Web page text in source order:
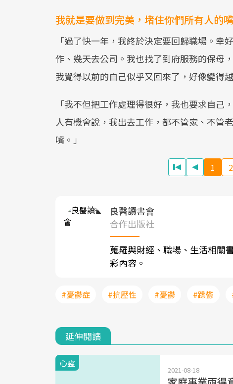
我就是要做到完美，堵住你們所有人的嘴
「過了快一年，我終於決定要回歸職場。
作、幾天去公司。我也找了到府服務的保母
我覺得以前的自己似乎又回來了，好像變得
「我不但把工作處理得很好，我也要求自
人有機會說，我出去工作，都不管家、不管
嘴。」
1 2
良醫讀書會
合作出版社
蒐羅與財經、職場、生活相關
彩內容。
#憂鬱症 #抗壓性 #憂鬱 #躁鬱
延伸閱讀
心靈
2021-08-18